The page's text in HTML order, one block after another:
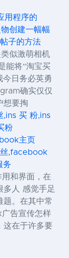
用程序的
创建一幅幅
子的方法
似激萌相机
能将“淘宝买
今日务必英勇
确实仅仅
想要掏
,ins 买 粉,ins
粉
主页
,facebook
务
和界面，在
多人 感觉手足
题。在其中常
告宣传怎样
这在于许多要